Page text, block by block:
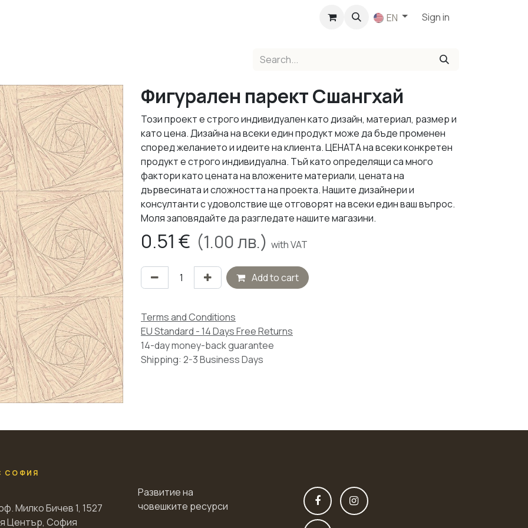
EN Sign in
Фигурален парект Сшангхай
Този проект е строго индивидуален като дизайн, материал, размер и
като цена. Дизайна на всеки един продукт може да бъде променен
според желанието и идеите на клиента. ЦЕНАТА на всеки конкретен
продукт е строго индивидуална. Тъй като определящи са много
фактори като цената на вложените материали, цената на
дървесината и сложността на проекта. Нашите дизайнери и
консултанти с удоволствие ще отговорят на всеки един ваш въпрос.
Моля заповядайте да разгледате нашите магазини.
0.51 € (1.00лв.) with VAT
Add to cart
Terms and Conditions
EU Standard - 14 Days Free Returns
14-day money-back guarantee
Shipping: 2-3 Business Days
СОФИЯ
Милко Бичев 1, 1527
Център, София
Развитие на
човешките ресурси